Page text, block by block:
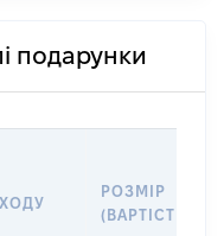
подарунки
РОЗМІР
(ВАРТІСТЬ)